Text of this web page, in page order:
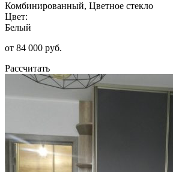
Комбинированный, Цветное стекло
Цвет:
Белый
от 84 000 руб.
Рассчитать